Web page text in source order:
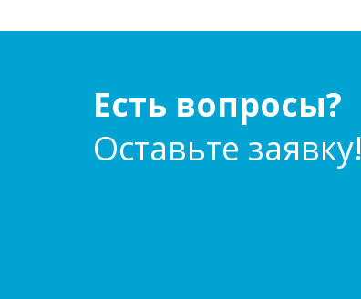
Есть вопросы?
Оставьте заявку!